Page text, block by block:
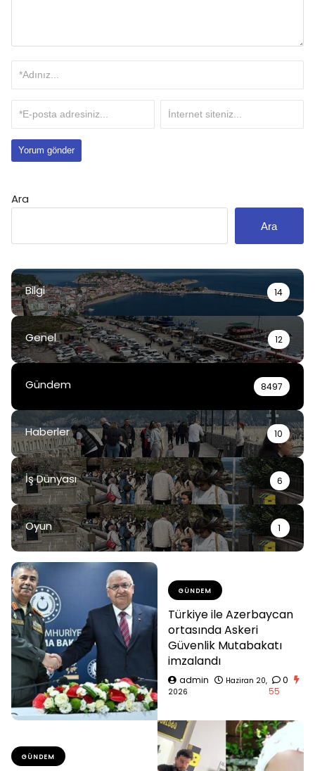
Ara
Ara
Bilgi 14
Genel 12
Gündem 8497
Haberler 10
İş Dünyası 6
Oyun 1
GÜNDEM
Türkiye ile Azerbaycan
ortasında Askeri
Güvenlik Mutabakatı
imzalandı
admin
Haziran 20,
2026
0
55
GÜNDEM